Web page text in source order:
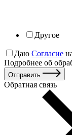
Другое
Даю Согласие
Подробнее об
Отправить
Обратная связь